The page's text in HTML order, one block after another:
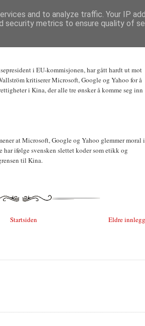
i EU-kommisjonen, har gått hardt ut mot
kritiserer Microsoft, Google og Yahoo for å
i Kina, der alle tre ønsker å komme seg inn
at Microsoft, Google og Yahoo glemmer moral i
har ifølge svensken slettet koder som etikk og
til Kina.
Eldre innlegg
Startsiden
and to analyze traffic. Your IP
security metrics to ensure quality of